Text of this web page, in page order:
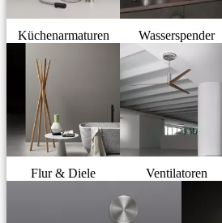
Küchenarmaturen Wasserspender
Flur & Diele Ventilatoren